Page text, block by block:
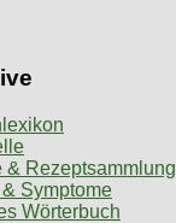
& Rezeptsammlung
Symptome
Wörterbuch